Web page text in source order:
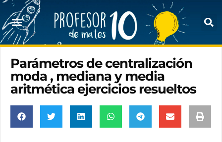
Parámetros de centralización
moda , mediana y media
aritmética ejercicios resueltos